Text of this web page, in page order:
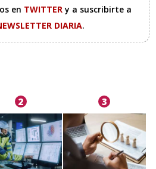
en TWITTERy a suscribirte a
DIARIA.
2 3